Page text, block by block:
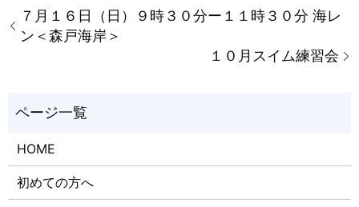
７月１６日（日）９時３０分ー１１時３０分 海レ
ン＜森戸海岸＞
１０月スイム練習会
HOME
初めての方へ